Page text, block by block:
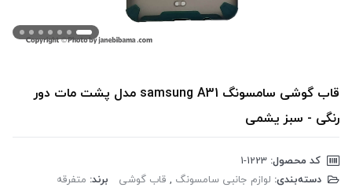
قاب گوشی سامسونگ samsung A31 مدل پشت مات دور
رنگی - سبز یشمی
کد محصول:
دسته‌بندی: لوازم جانبی سامسونگ , قاب گوشی برند: متفرقه